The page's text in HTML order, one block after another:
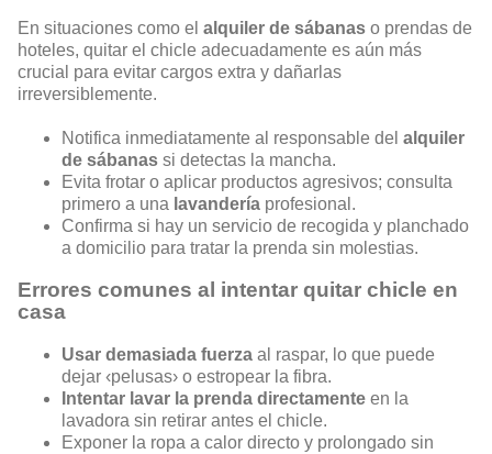
En situaciones como el alquiler de sábanas o prendas de
hoteles, quitar el chicle adecuadamente es aún más
crucial para evitar cargos extra y dañarlas
irreversiblemente.
Notifica inmediatamente al responsable del alquiler
de sábanas si detectas la mancha.
Evita frotar o aplicar productos agresivos; consulta
primero a una lavandería profesional.
Confirma si hay un servicio de recogida y planchado
a domicilio para tratar la prenda sin molestias.
Errores comunes al intentar quitar chicle en
casa
Usar demasiada fuerza al raspar, lo que puede
dejar ‹pelusas› o estropear la fibra.
Intentar lavar la prenda directamente en la
lavadora sin retirar antes el chicle.
Exponer la ropa a calor directo y prolongado sin